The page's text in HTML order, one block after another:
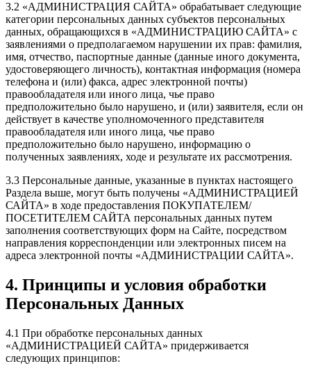
3.2 «АДМИНИСТРАЦИЯ САЙТА» обрабатывает следующие
категории персональных данных субъектов персональных
данных, обращающихся в «АДМИНИСТРАЦИЮ САЙТА» с
заявлениями о предполагаемом нарушении их прав: фамилия,
имя, отчество, паспортные данные (данные иного документа,
удостоверяющего личность), контактная информация (номера
телефона и (или) факса, адрес электронной почты)
правообладателя или иного лица, чье право
предположительно было нарушено, и (или) заявителя, если он
действует в качестве уполномоченного представителя
правообладателя или иного лица, чье право
предположительно было нарушено, информацию о
полученных заявлениях, ходе и результате их рассмотрения.
3.3 Персональные данные, указанные в пунктах настоящего
Раздела выше, могут быть получены «АДМИНИСТРАЦИЕЙ
САЙТА» в ходе предоставления ПОКУПАТЕЛЕМ/
ПОСЕТИТЕЛЕМ САЙТА персональных данных путем
заполнения соответствующих форм на Сайте, посредством
направления корреспонденции или электронных писем на
адреса электронной почты «АДМИНИСТРАЦИИ САЙТА».
4. Принципы и условия обработки
Персональных Данных
4.1 При обработке персональных данных
«АДМИНИСТРАЦИЕЙ САЙТА» придерживается
следующих принципов: